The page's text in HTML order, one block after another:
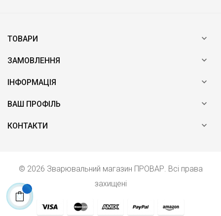
ТОВАРИ 
ЗАМОВЛЕННЯ 
ІНФОРМАЦІЯ 
ВАШ ПРОФІЛЬ 
КОНТАКТИ 
© 2026 Зварювальний магазин ПРОВАР. Всі права
захищені